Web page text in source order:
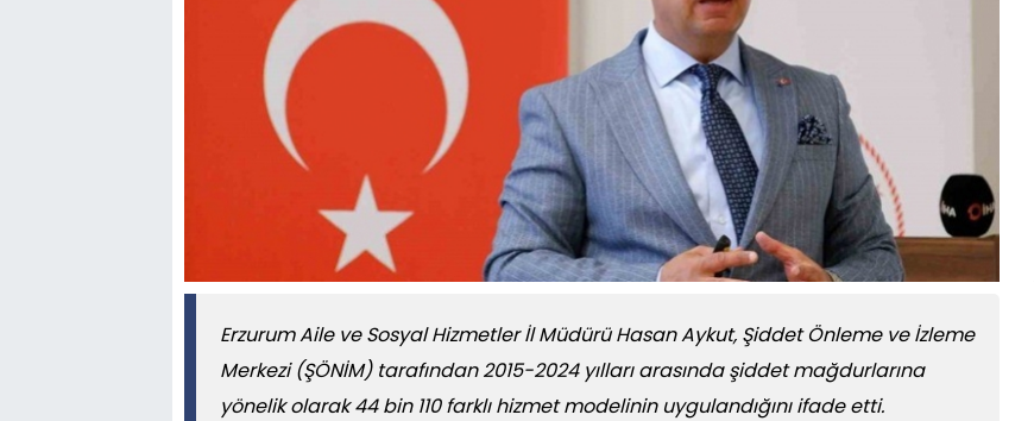
Erzurum Aile ve Sosyal Hizmetler İl Müdürü Hasan Aykut, Şiddet Önleme ve İzleme
Merkezi (ŞÖNİM) tarafından 2015-2024 yılları arasında şiddet mağdurlarına
yönelik olarak 44 bin 110 farklı hizmet modelinin uygulandığını ifade etti.